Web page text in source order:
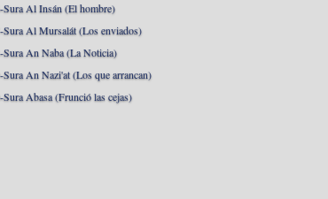
Sura Al Insán (El hombre)
Sura Al Mursalát (Los enviados)
Sura An Naba (La Noticia)
Sura An Nazi'at (Los que arrancan)
Sura Abasa (Frunció las cejas)